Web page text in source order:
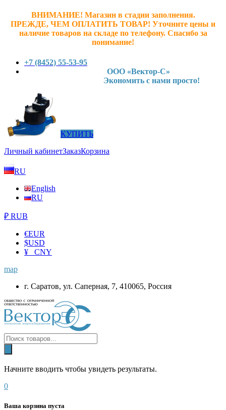
ВНИМАНИЕ! Магазин в стадии заполнения.
ПРЕЖДЕ, ЧЕМ ОПЛАТИТЬ ТОВАР! Уточните цены и
наличие товаров на складе по телефону. Спасибо за
понимание!
+7 (8452) 55-53-95
ООО «Вектор-С»
Экономить с нами просто!
КУПИТЬ
Личный кабинетЗаказКорзина
RU
English
RU
₽ RUB
€EUR
$USD
¥ CNY
map
г. Саратов, ул. Саперная, 7, 410065, Россия
Начните вводить чтобы увидеть результаты.
0
Ваша корзина пуста